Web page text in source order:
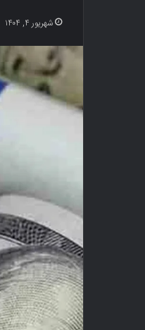
شهریور ۴, ۱۴۰۴